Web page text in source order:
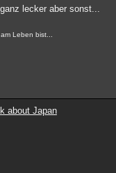
lecker aber sonst...
Leben bist...
about Japan